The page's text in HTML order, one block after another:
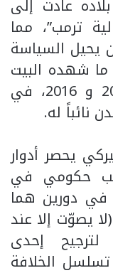
عادت إلى
ترمب”، مما
يحيل السياسة
ما شهده البيت
الأبيض في الفترة ما بين 2009 و 2016، في
نائباً له.
يحصر أدوار
حكومي في
في دورين هما
يصوّت إلا عند
إحدى
الخلافة